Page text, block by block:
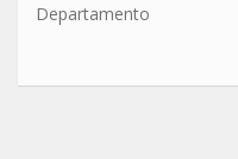
Departamento